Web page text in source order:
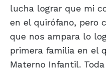
lucha lograr que mi
en el quirófano, pero
que nos ampara lo
primera familia en el
Materno Infantil.